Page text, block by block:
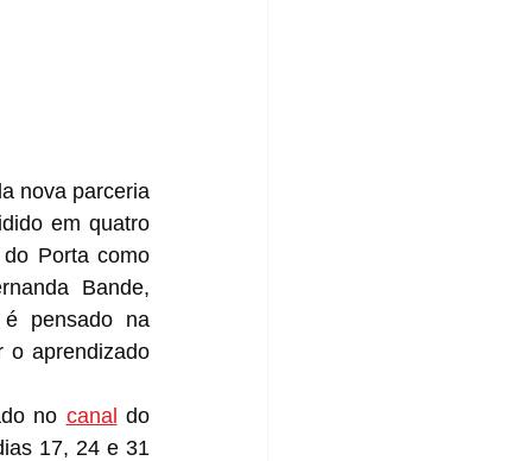
nova parceria
em quatro
Porta como
Bande,
pensado na
o aprendizado
no canal do
17, 24 e 31